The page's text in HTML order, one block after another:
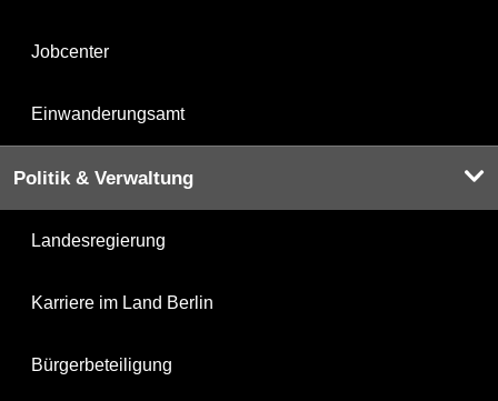
Jobcenter
Einwanderungsamt
Politik & Verwaltung
Landesregierung
Karriere im Land Berlin
Bürgerbeteiligung